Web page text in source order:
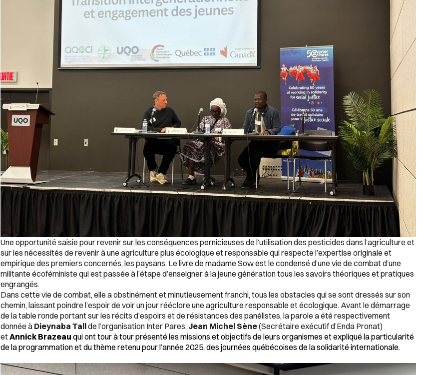
Une opportunité saisie pour revenir sur les conséquences pernicieuses de l’utilisation des pesticides dans l’agriculture et
sur les nécessités de revenir à une agriculture plus écologique et responsable qui respecte l’expertise originale et
empirique des premiers concernés, les paysans. Le livre de madame Sow est le condensé d’une vie de combat d’une
militante écoféministe qui est passée à l’étape d’enseigner à la jeune génération tous les savoirs théoriques et pratiques
engrangés.
Dans cette vie de combat, elle a obstinément et minutieusement franchi, tous les obstacles qui se sont dressés sur son
chemin, laissant poindre l’espoir de voir un jour rééclore une agriculture responsable et écologique. Avant le démarrage
de la table ronde portant sur les récits d’espoirs et de résistances des panélistes, la parole a été respectivement
donnée à Dieynaba Tallde l’organisation Inter Pares, Jean Michel Sène(Secrétaire exécutif d’Enda Pronat)
etAnnick Brazeau qui ont tour à tour présenté les missions et objectifs de leurs organismes et expliqué la particularité
de la programmation et du thème retenu pour l’année 2025, des journées québécoises de la solidarité internationale.